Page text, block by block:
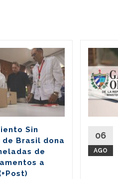
Sin
de Brasil dona
de
a
06
AGO